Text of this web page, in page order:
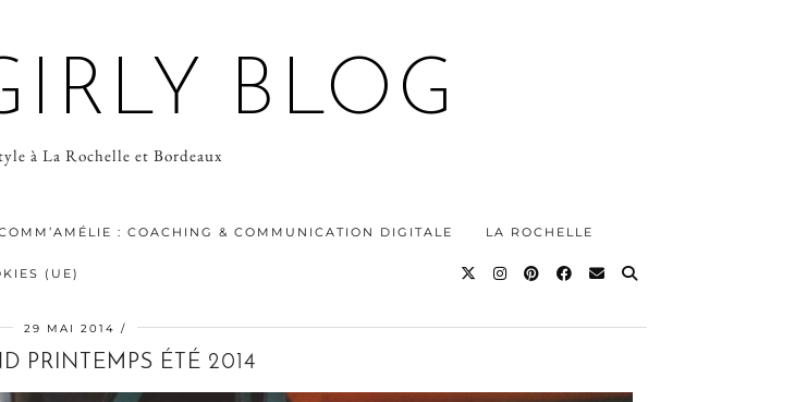
BLOG
à La Rochelle et Bordeaux
: COACHING & COMMUNICATION DIGITALE LA ROCHELLE
(UE)
29 MAI 2014
PRINTEMPS ÉTÉ 2014